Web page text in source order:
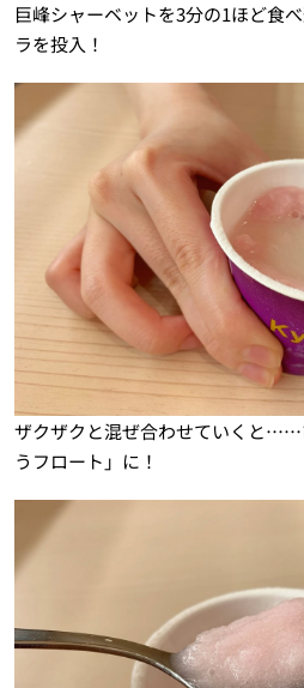
巨峰シャーベットを3分の1ほど食
ラを投入！
ザクザクと混ぜ合わせていくと……
うフロート」に！